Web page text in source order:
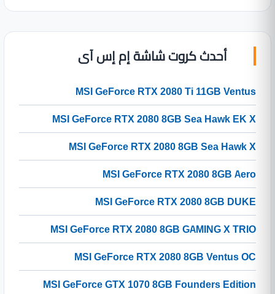
أحدث كروت شاشة إم إس آى
MSI GeForce RTX 2080 Ti 11GB Ventus
MSI GeForce RTX 2080 8GB Sea Hawk EK X
MSI GeForce RTX 2080 8GB Sea Hawk X
MSI GeForce RTX 2080 8GB Aero
MSI GeForce RTX 2080 8GB DUKE
MSI GeForce RTX 2080 8GB GAMING X TRIO
MSI GeForce RTX 2080 8GB Ventus OC
MSI GeForce GTX 1070 8GB Founders Edition